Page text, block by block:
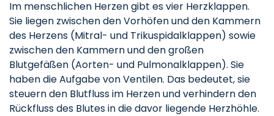
Im menschlichen Herzen gibt es vier Herzklappen.
Sie liegen zwischen den Vorhöfen und den Kammern
des Herzens (Mitral- und Trikuspidalklappen) sowie
zwischen den Kammern und den großen
Blutgefäßen (Aorten- und Pulmonalklappen). Sie
haben die Aufgabe von Ventilen. Das bedeutet, sie
steuern den Blutfluss im Herzen und verhindern den
Rückfluss des Blutes in die davor liegende Herzhöhle.